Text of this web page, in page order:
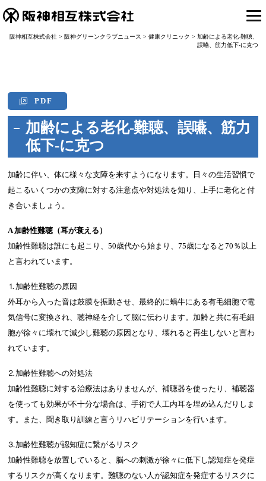
阪神相互株式会社> 阪神グリーンクラブニュース > 健康クリニック > 加齢による老化-難聴、
誤嚥、筋力低下-に克つ
PDF
加齢による老化-難聴、誤嚥、筋力
低下-に克つ
加齢に伴い、体に様々な支障を来すようになります。日々の生活習慣で
起こるいくつかの支障に対する注意点や対処法を知り、上手に老化と付
き合いましょう。
A 加齢性難聴（耳が衰える）
加齢性難聴は誰にも起こり、50歳代から始まり、75歳になると70％以上
と言われています。
⒈加齢性難聴の原因
外耳から入った音は鼓膜を振動させ、最終的に蝸牛にある有毛細胞で電
気信号に変換され、聴神経を介して脳に伝わります。加齢と共に有毛細
胞が徐々に壊れて減少し難聴の原因となり、壊れると再生しないと言わ
れています。
⒉加齢性難聴への対処法
加齢性難聴に対する治療法はありませんが、補聴器を使ったり、補聴器
を使っても効果が不十分な場合は、手術で人工内耳を埋め込んだりしま
す。また、聞き取り訓練と言うリハビリテーションを行います。
⒊加齢性難聴が認知症に繋がるリスク
加齢性難聴を放置していると、脳への刺激が徐々に低下し認知症を発症
するリスクが高くなります。難聴のない人が認知症を発症するリスクに